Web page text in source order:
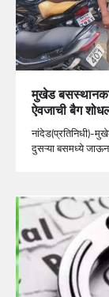
मुखेड
ऐवजाची बैग
नांदेड(प्रतिनिधी)-
दुसऱ्या बसमध्ये जाऊन